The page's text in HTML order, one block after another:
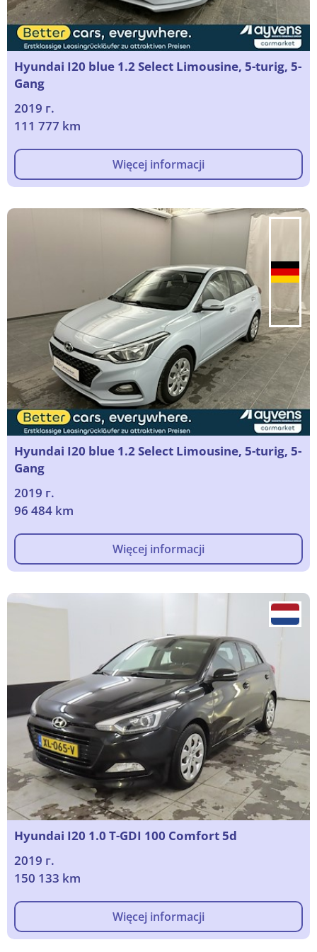
Hyundai I20 blue 1.2 Select Limousine, 5-turig, 5-
Gang
2019 г.
111 777 km
Więcej informacji
Hyundai I20 blue 1.2 Select Limousine, 5-turig, 5-
Gang
2019 г.
96 484 km
Więcej informacji
Hyundai I20 1.0 T-GDI 100 Comfort 5d
2019 г.
150 133 km
Więcej informacji